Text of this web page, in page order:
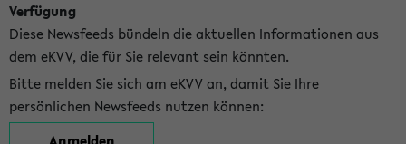
Verfügung
Diese Newsfeeds bündeln die aktuellen Informationen aus
dem eKVV, die für Sie relevant sein könnten.
Bitte melden Sie sich am eKVV an, damit Sie Ihre
persönlichen Newsfeeds nutzen können:
Anmelden